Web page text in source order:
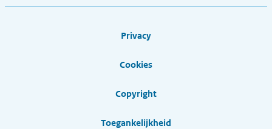
Privacy
Cookies
Copyright
Toegankelijkheid